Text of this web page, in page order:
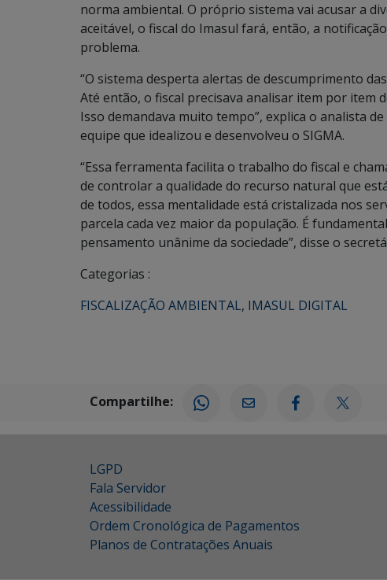
norma ambiental. O próprio sistema vai acusar a
aceitável, o fiscal do Imasul fará, então, a
problema.
“O sistema desperta alertas de descumprimento
Até então, o fiscal precisava analisar item por item
Isso demandava muito tempo”, explica o analista
equipe que idealizou e desenvolveu o SIGMA.
“Essa ferramenta facilita o trabalho do fiscal e
de controlar a qualidade do recurso natural que
de todos, essa mentalidade está cristalizada nos
parcela cada vez maior da população. É
pensamento unânime da sociedade”, disse o
Categorias :
FISCALIZAÇÃO AMBIENTAL, IMASUL DIGITAL
Compartilhe:
LGPD
Fala Servidor
Acessibilidade
Ordem Cronológica de Pagamentos
Planos de Contratações Anuais